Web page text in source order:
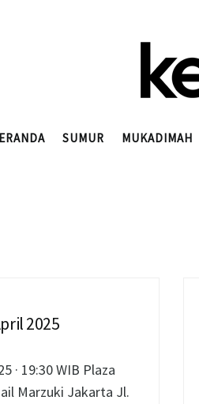
SUMUR MUKADIMAH
2025
· 19:30 WIB Plaza
Marzuki Jakarta Jl.